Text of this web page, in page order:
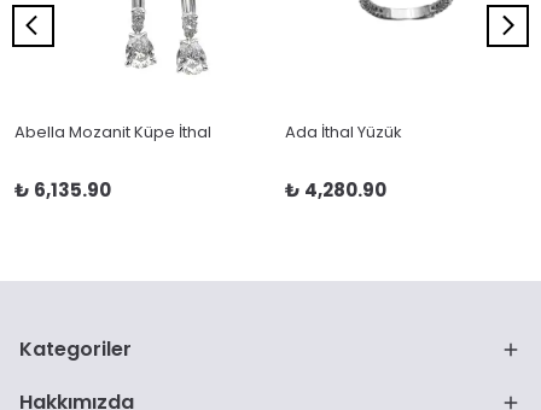
Abella Mozanit Küpe İthal
₺ 6,135.90
Ada İthal Yüzük
₺ 4,280.90
Kategoriler
Hakkımızda